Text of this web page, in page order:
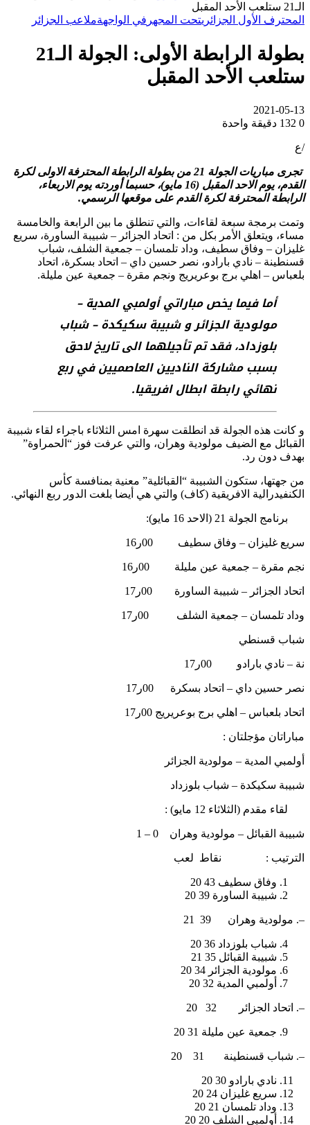
الـ21 ستلعب الأحد المقبل
المحترف الأول الجزائريتحت المجهر في الواجهةملاعب الجزائر
بطولة الرابطة الأولى: الجولة الـ21
ستلعب الأحد المقبل
2021-05-13
0
دقيقة واحدة
/ع
تجرى مباريات الجولة 21 من بطولة الرابطة المحترفة الاولى لكرة
القدم، يوم الاحد المقبل (16 مايو)، حسبما أوردته يوم الاربعاء،
الرابطة المحترفة لكرة القدم على موقعها الرسمي.
وتمت برمجة سبعة لقاءات، والتي تنطلق ما بين الرابعة والخامسة
مساء، ويتعلق الأمر بكل من : اتحاد الجزائر – شبيبة الساورة، سريع
غليزان – وفاق سطيف، وداد تلمسان – جمعية الشلف، شباب
قسنطينة – نادي بارادو، نصر حسين داي – اتحاد بسكرة، اتحاد
بلعباس – اهلي برج بوعريريج ونجم مقرة – جمعية عين مليلة.
أما فيما يخص مباراتي أولمبي المدية –
مولودية الجزائر و شبيبة سكيكدة – شباب
بلوزداد، فقد تم تأجيلهما الى تاريخ لاحق
بسبب مشاركة الناديين العاصميين في ربع
نهائي رابطة ابطال افريقيا.
و كانت هذه الجولة قد انطلقت سهرة امس الثلاثاء باجراء لقاء شبيبة
القبائل مع الضيف مولودية وهران، والتي عرفت فوز “الحمراوة”
بهدف دون رد.
من جهتها، ستكون الشبيبة “القبائلية” معنية بمنافسة كأس
الكنفيدرالية الافريقية (كاف) والتي هي أيضا بلغت الدور ربع النهائي.
برنامج الجولة 21 (الاحد 16 مايو):
سريع غليزان – وفاق سطيف 00ر16
نجم مقرة – جمعية عين مليلة 00ر16
اتحاد الجزائر – شبيبة الساورة 00ر17
وداد تلمسان – جمعية الشلف 00ر17
شباب قسنطي
نة – نادي بارادو 00ر17
نصر حسين داي – اتحاد بسكرة 00ر17
اتحاد بلعباس – اهلي برج بوعريريج 00ر17
مباراتان مؤجلتان :
أولمبي المدية – مولودية الجزائر
شبيبة سكيكدة – شباب بلوزداد
لقاء مقدم (الثلاثاء 12 مايو) :
شبيبة القبائل – مولودية وهران 0 – 1
الترتيب : نقاط لعب
وفاق سطيف 43 20
شبيبة الساورة 39 20
–. مولودية وهران 39 21
شباب بلوزداد 36 20
شبيبة القبائل 35 21
مولودية الجزائر 34 20
أولمبي المدية 32 20
–. اتحاد الجزائر 32 20
جمعية عين مليلة 31 20
–. شباب قسنطينة 31 20
نادي بارادو 30 20
سريع غليزان 24 20
وداد تلمسان 21 20
أولمبي الشلف 20 20